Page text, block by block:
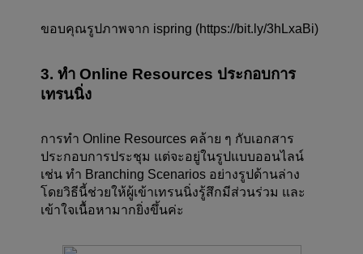
ขอบคุณรูปภาพจาก ispring (https://bit.ly/3hLxaBi)
3. ทำ Online Resources ประกอบการ
เทรนนิ่ง
การทำ Online Resources คล้าย ๆ กับเอกสาร
ประกอบการประชุม แต่จะอยู่ในรูปแบบออนไลน์
เช่น ทำ Branching Scenarios อย่างรูปด้านล่าง
โดยวิธีนี้ช่วยให้ผู้เข้าเทรนนิ่งรู้สึกมีส่วนร่วม และ
เข้าใจเนื้อหามากยิ่งขึ้นค่ะ